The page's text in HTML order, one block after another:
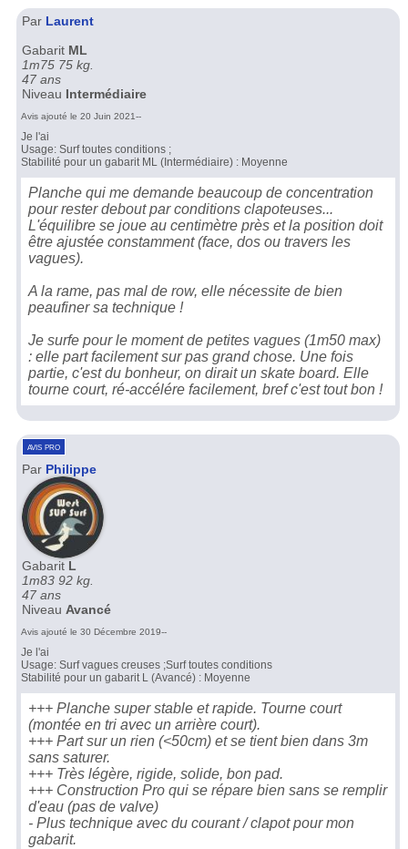
Par Laurent
Gabarit ML
1m75 75 kg.
47 ans
Niveau Intermédiaire
Avis ajouté le 20 Juin 2021--
Je l'ai
Usage: Surf toutes conditions ;
Stabilité pour un gabarit ML (Intermédiaire) : Moyenne
Planche qui me demande beaucoup de concentration
pour rester debout par conditions clapoteuses...
L'équilibre se joue au centimètre près et la position doit
être ajustée constamment (face, dos ou travers les
vagues).
A la rame, pas mal de row, elle nécessite de bien
peaufiner sa technique !
Je surfe pour le moment de petites vagues (1m50 max)
: elle part facilement sur pas grand chose. Une fois
partie, c'est du bonheur, on dirait un skate board. Elle
tourne court, ré-accélére facilement, bref c'est tout bon !
avis pro
Par Philippe
Gabarit L
1m83 92 kg.
47 ans
Niveau Avancé
Avis ajouté le 30 Décembre 2019--
Je l'ai
Usage: Surf vagues creuses ;Surf toutes conditions
Stabilité pour un gabarit L (Avancé) : Moyenne
+++ Planche super stable et rapide. Tourne court
(montée en tri avec un arrière court).
+++ Part sur un rien (<50cm) et se tient bien dans 3m
sans saturer.
+++ Très légère, rigide, solide, bon pad.
+++ Construction Pro qui se répare bien sans se remplir
d'eau (pas de valve)
- Plus technique avec du courant / clapot pour mon
gabarit.